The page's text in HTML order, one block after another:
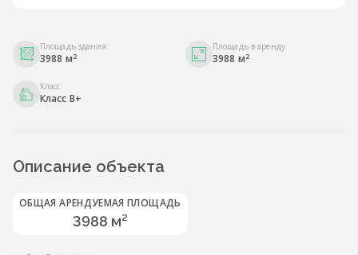
Площадь здания
3988 м2
Площадь в аренду
3988 м2
Класс
Класс B+
Описание объекта
ОБЩАЯ АРЕНДУЕМАЯ ПЛОЩАДЬ
3988 м²